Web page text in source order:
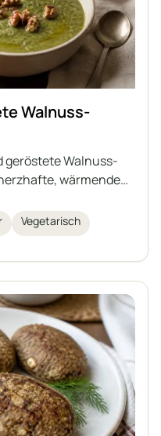
Walnuss-
geröstete Walnuss-
wärmende
mit knusprigen
als auch
Vegetarisch